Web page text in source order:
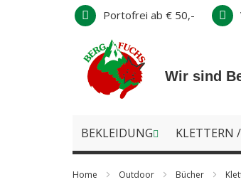
Direkt
Inhalt
Portofrei ab € 50,-
Wir sind
BEKLEIDUNG KLETTERN
Home Outdoor Bücher